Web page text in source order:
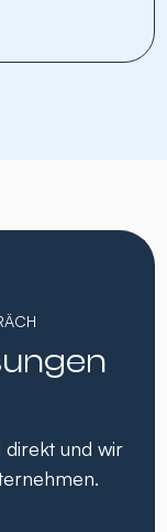
direkt und wir